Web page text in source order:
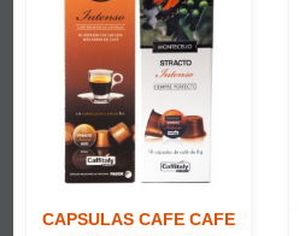
CAPSULAS CAFE CAFE